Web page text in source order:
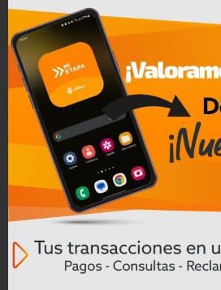
Convocatoria a Oferta
Bienes Muebles e
CREA en Liquidación